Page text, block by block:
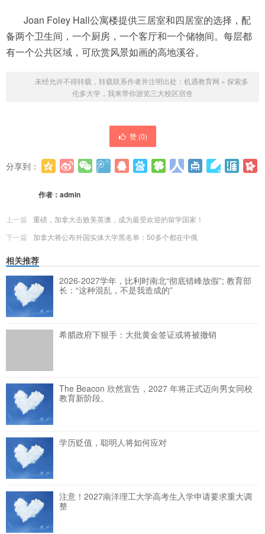
Joan Foley Hall公寓楼提供三居室和四居室的选择，配
备两个卫生间，一个厨房，一个客厅和一个储物间。每层都
有一个公共区域，可欣赏风景如画的高地溪谷。
未经允许不得转载，转载联系作者并注明出处： 机遇教育网 » 探索多
伦多大学，我来带你游览三大校区宿舍
赞 (0)
分享到：
作者： admin
上一篇
重磅，加拿大击败美英澳，成为最受欢迎的留学国家！
下一篇
加拿大将公布外国实体大学黑名单：50多个都在中俄
相关推荐
2026-2027学年，比利时南北“彻底错峰放假”; 教育部
长：“这种混乱，不是我造成的”
希腊政府下狠手：大批黄金签证或将被撤销
The Beacon 欣然宣告，2027 年将正式迈向男女同校
教育新阶段。
学历贬值，聪明人将如何应对
注意！2027南洋理工大学高考生入学申请要求重大调
整